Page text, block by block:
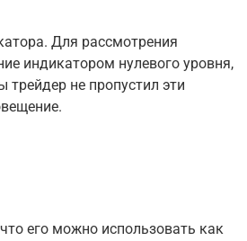
Для рассмотрения
индикатором нулевого уровня,
не пропустил эти
его можно использовать как